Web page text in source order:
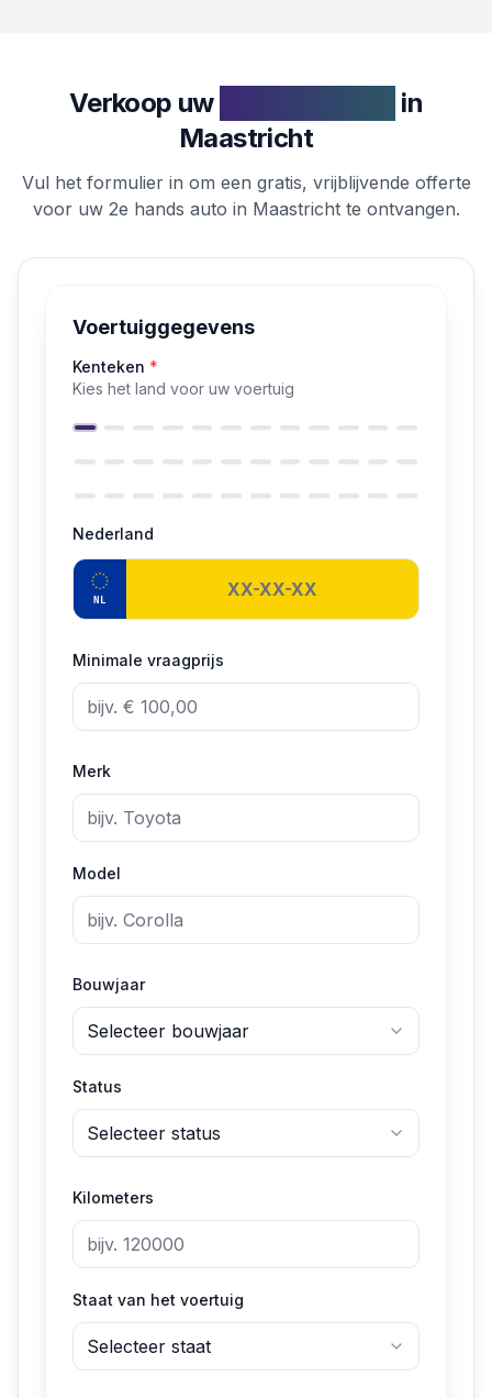
Verkoop uw
in
Maastricht
Vul het formulier in om een gratis, vrijblijvende offerte
voor uw 2e hands auto in Maastricht te ontvangen.
Voertuiggegevens
Kenteken *
Kies het land voor uw voertuig
Nederland
NL
Minimale vraagprijs
Merk
Model
Bouwjaar
Selecteer bouwjaar
Status
Selecteer status
Kilometers
Staat van het voertuig
Selecteer staat